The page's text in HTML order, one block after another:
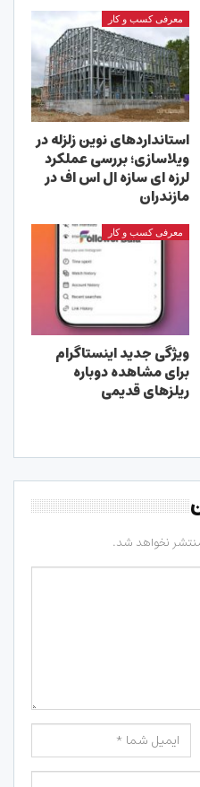
معرفی کسب و کار
استانداردهای نوین زلزله در
ویلاسازی؛ بررسی عملکرد
لرزه ای سازه ال اس اف در
مازندران
معرفی کسب و کار
ویژگی جدید اینستاگرام
برای مشاهده دوباره
ریلزهای قدیمی
نخواهد شد.